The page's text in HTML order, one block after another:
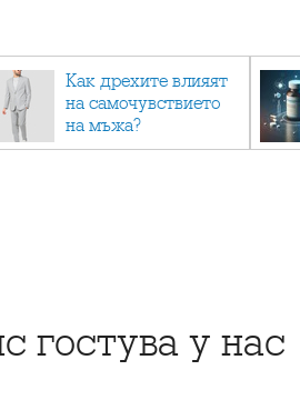
Как дрехите влияят
на самочувствието
на мъжа?
гостува у нас